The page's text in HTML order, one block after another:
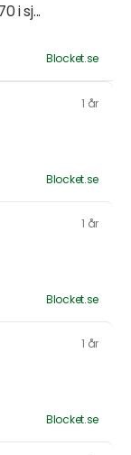
i sj...
Blocket.se
1 år
Blocket.se
1 år
Blocket.se
1 år
Blocket.se